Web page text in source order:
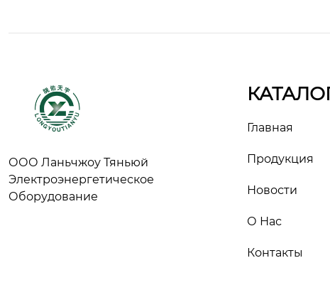
ООО Ланьчжоу Тяньюй
Электроэнергетическое
Оборудование
Главная
Продукция
Новости
О Нас
Контакты